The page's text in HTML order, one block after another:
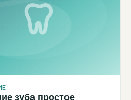
зуба простое